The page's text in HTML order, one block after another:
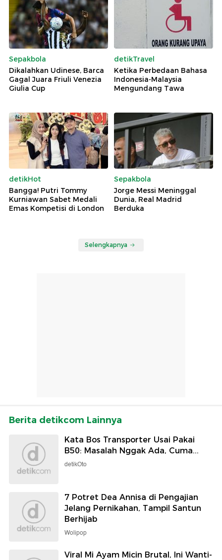
Sepakbola
Dikalahkan Udinese, Barca
Gagal Juara Friuli Venezia
Giulia Cup
detikTravel
Ketika Perbedaan Bahasa
Indonesia-Malaysia
Mengundang Tawa
detikHot
Bangga! Putri Tommy
Kurniawan Sabet Medali
Emas Kompetisi di London
Sepakbola
Jorge Messi Meninggal
Dunia, Real Madrid
Berduka
Selengkapnya
Berita detikcom Lainnya
Kata Bos Transporter Usai Pakai
B50: Masalah Nggak Ada, Cuma...
detikOto
7 Potret Dea Annisa di Pengajian
Jelang Pernikahan, Tampil Santun
Berhijab
Wolipop
Viral Mi Ayam Micin Brutal, Ini Wanti-